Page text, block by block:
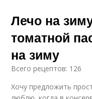
Лечо на
томатной
на зиму
Всего рецептов: 126
Хочу предложить